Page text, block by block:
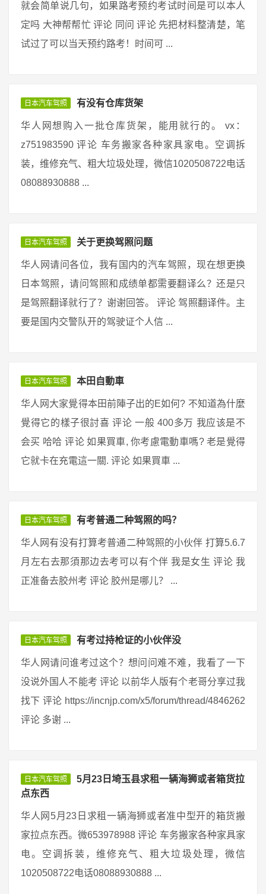
就会简单说几句，如果路考预约考试时间是可以本人
定吗 大神帮帮忙 评论 同问 评论 先把材料整清楚，笔
试过了可以当天预约路考！时间可 ...
日本汽车驾照 有没有仓库货架
华人网想购入一批仓库货架，能用就行的。 vx：
z751983590 评论 车务搬家各种家具家电。空调拆
装，维修充气、粗大垃圾处理，微信1020508722电话
08088930888 ...
日本汽车驾照 关于更换驾照问题
华人网请问各位，我有国内的汽车驾照，现在想更换
日本驾照，请问驾照和成绩单都需要翻译么？还是只
是驾照翻译就行了？谢谢回答。 评论 驾照翻译件。主
要是国内交警队开的驾驶证个人信 ...
日本汽车驾照 本田自動車
华人网大家覺得本田前陣子出的E如何? 不知道為什麼
覺得它的樣子很討喜 评论 一般 400多万 我应该是不
会买 哈哈 评论 如果買車, 你考慮電動車嗎? 老是覺得
它就卡在充電這一關. 评论 如果買車 ...
日本汽车驾照 有考普通二种驾照的吗？
华人网有没有打算考普通二种驾照的小伙伴 打算5.6.7
月左右去那須那边去考可以有个伴 我是女生 评论 我
正准备去胶州考 评论 胶州是哪儿？ ...
日本汽车驾照 有考过持枪证的小伙伴没
华人网请问谁考过这个？想问问难不难，我看了一下
没说外国人不能考 评论 以前华人版有个老哥分享过我
找下 评论 https://incnjp.com/x5/forum/thread/4846262
评论 多谢 ...
日本汽车驾照
5月23日埼玉县求租一辆海狮或者箱货拉
点东西
华人网5月23日求租一辆海狮或者准中型开的箱货搬
家拉点东西。微653978988 评论 车务搬家各种家具家
电。空调拆装，维修充气、粗大垃圾处理，微信
1020508722电话08088930888 ...